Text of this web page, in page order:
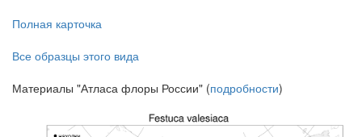
Полная карточка
Все образцы этого вида
Материалы "Атласа флоры России" (подробности)